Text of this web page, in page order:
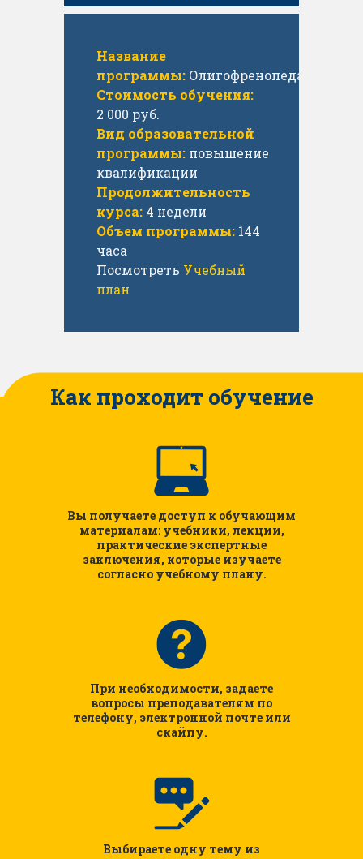
Название
программы: Олигофренопедагогика
Стоимость обучения:
2 000 руб.
Вид образовательной
программы: повышение
квалификации
Продолжительность
курса: 4 недели
Объем программы: 144
часа
Посмотреть Учебный
план
Как проходит обучение
Вы получаете доступ к обучающим
материалам: учебники, лекции,
практические экспертные
заключения, которые изучаете
согласно учебному плану.
При необходимости, задаете
вопросы преподавателям по
телефону, электронной почте или
скайпу.
Выбираете одну тему из